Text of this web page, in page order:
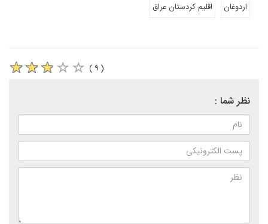
اردوغان
اقلیم کردستان عراق
( ۹ )
نظر شما :